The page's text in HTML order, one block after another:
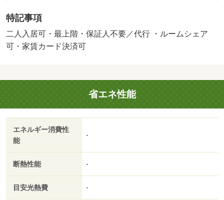
ペット可は２．５万／２．５％／二人入居可／子供可／平
置駐／［退去時費用 退去費用実費精算※故意・過失等別
途実費］更新事務手数料 ２２，０００円がかかります。
あり 保証会社：ハウスリーブ株式会社／バストイレ別／
バルコニー／エアコン／室内洗濯置／駐輪場／押入／即入
居可／礼金不要／最上階／敷金不要／防犯カメラ／全居室
洋室／保証人不要／二人入居相談／電子キー／ルームシェ
ア相談／敷地内ごみ置き場／平面駐車場／自走式駐車場／
全居室６畳以上／プロパンガス／敷金・礼金不要／保証会
家賃カード決済可／ラウンドワン（その他）まで１４９０
ｍ／カインズホーム（スーパー）まで４９７ｍ／スーパー
サンシ（株）／みえ川越インター店（スーパー）まで４８
特記事項
二人入居可・最上階・保証人不要／代行 ・ルームシェア
可・家賃カード決済可
省エネ性能
エネルギー消費性
能
-
断熱性能 -
目安光熱費 -